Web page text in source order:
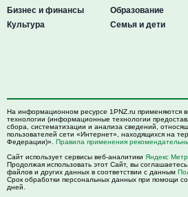
Бизнес и финансы
Культура
Образование
Семья и дети
На информационном ресурсе 1PNZ.ru применяются
технологии (информационные технологии
сбора, систематизации и анализа сведений,
пользователей сети «Интернет», находящихся на
Федерации)». Правила применения
Сайт использует сервисы веб-аналитики Яндекс
Продолжая использовать этот Сайт, вы
файлов и других данных в соответствии с данным
Срок обработки персональных данных при помощи
дней.